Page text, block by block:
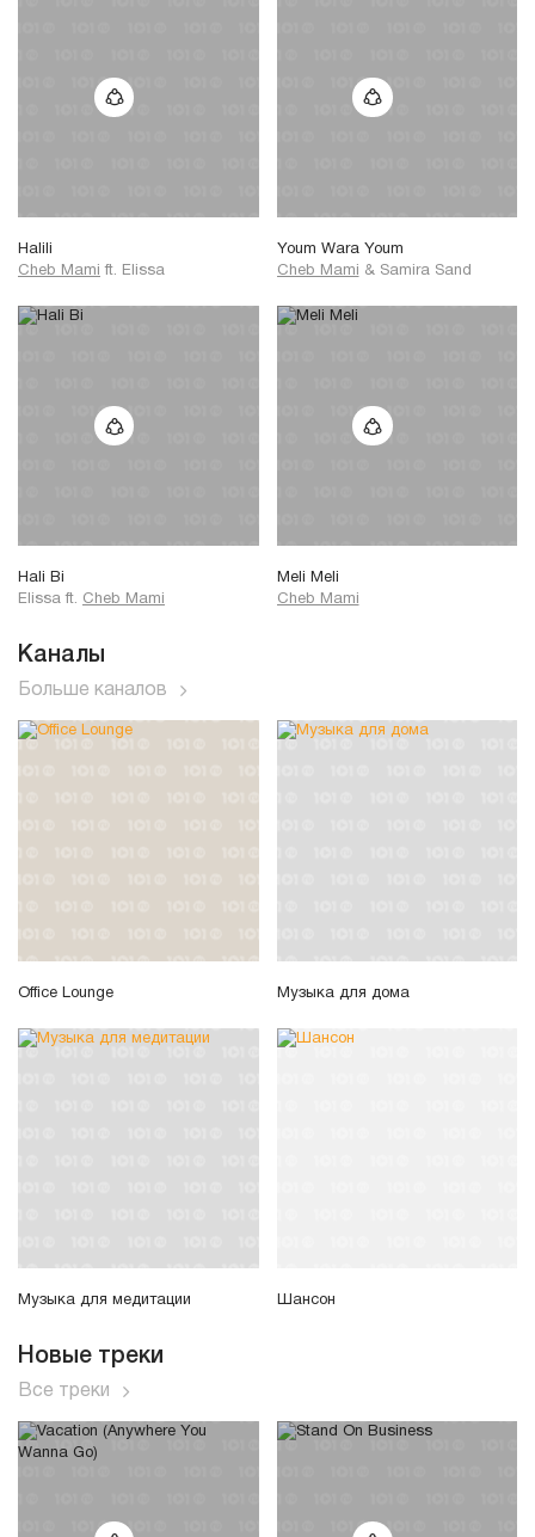
Halili
Cheb Mami ft. Elissa
Youm Wara Youm
Cheb Mami & Samira Sand
Hali Bi
Elissa ft. Cheb Mami
Meli Meli
Cheb Mami
Каналы
Больше каналов
Office Lounge Музыка для дома
Музыка для медитации Шансон
Новые треки
Все треки